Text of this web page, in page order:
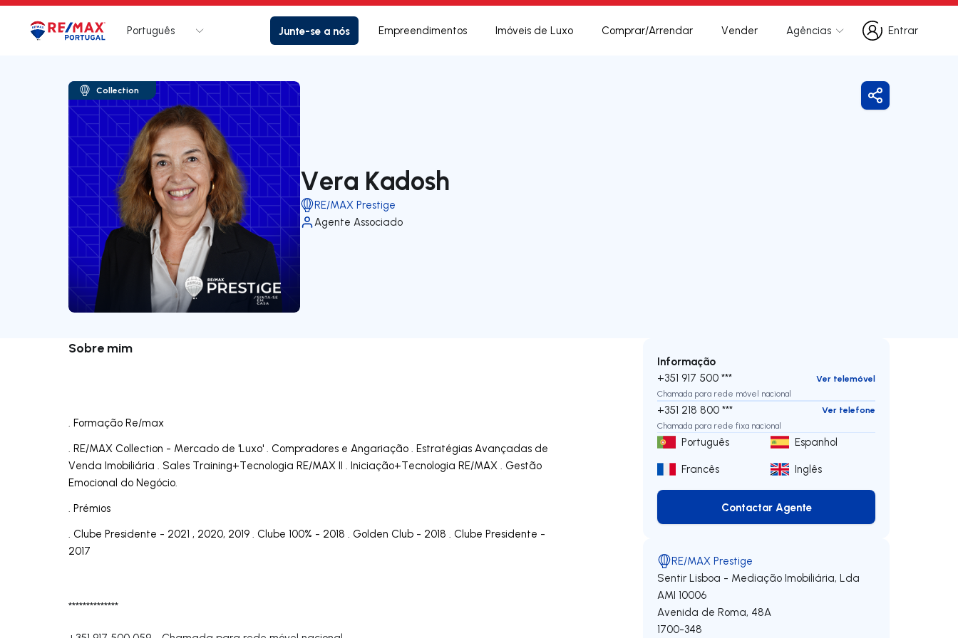
Logo Ir para página inicial
Português Junte-se a nós Empreendimentos Imóveis de Luxo Comprar/Arrendar Vender Agências
Entrar
Entrar
Collection
Vera Kadosh
RE/MAX Prestige
Agente Associado
Partilhar
Sobre mim
. Formação Re/max
. RE/MAX Collection - Mercado de 'Luxo' . Compradores e Angariação . Estratégias Avançadas de
Venda Imobiliária . Sales Training+Tecnologia RE/MAX II . Iniciação+Tecnologia RE/MAX . Gestão
Emocional do Negócio.
. Prémios
. Clube Presidente - 2021 , 2020, 2019 . Clube 100% - 2018 . Golden Club - 2018 . Clube Presidente -
2017
**************
Informação
+351 917 500 ***
Ver telemóvel
Chamada para rede móvel nacional
+351 218 800 ***
Ver telefone
Chamada para rede fixa nacional
Português
Espanhol
Francês
Inglês
Contactar Agente
Contactar Agente
RE/MAX Prestige
Sentir Lisboa - Mediação Imobiliária, Lda
AMI 10006
Avenida de Roma, 48A
1700-348